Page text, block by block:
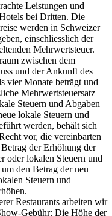
Leistungen und
bei Dritten. Die
werden in Schweizer
einschliesslich der
Mehrwertsteuer.
zwischen dem
und der Ankunft des
vier Monate beträgt und
Mehrwertsteuersatz
Steuern und Abgaben
lokale Steuern und
werden, behält sich
vor, die vereinbarten
der Erhöhung der
oder lokalen Steuern und
den Betrag der neu
Steuern und
Restaurants arbeiten wir
Gebühr: Die Höhe der